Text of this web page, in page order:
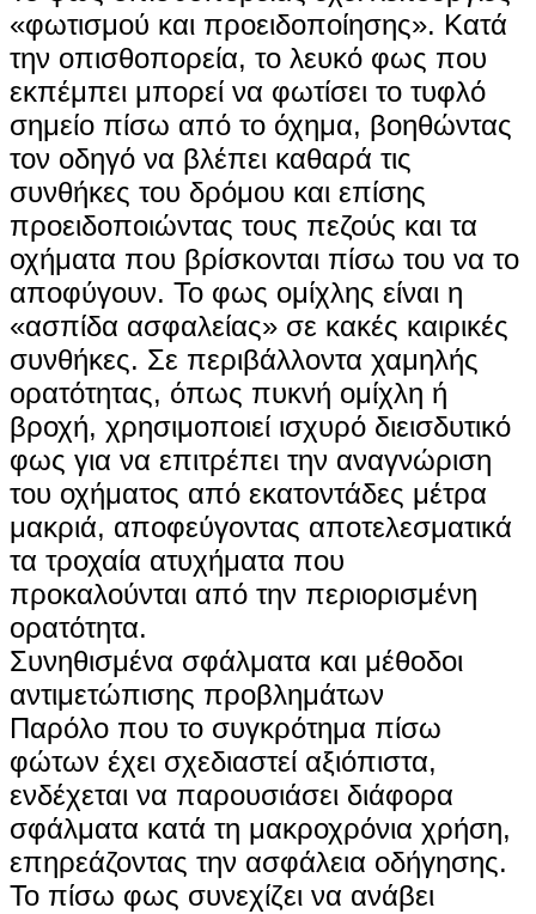
«φωτισμού και προειδοποίησης». Κατά
την οπισθοπορεία, το λευκό φως που
εκπέμπει μπορεί να φωτίσει το τυφλό
σημείο πίσω από το όχημα, βοηθώντας
τον οδηγό να βλέπει καθαρά τις
συνθήκες του δρόμου και επίσης
προειδοποιώντας τους πεζούς και τα
οχήματα που βρίσκονται πίσω του να το
αποφύγουν. Το φως ομίχλης είναι η
«ασπίδα ασφαλείας» σε κακές καιρικές
συνθήκες. Σε περιβάλλοντα χαμηλής
ορατότητας, όπως πυκνή ομίχλη ή
βροχή, χρησιμοποιεί ισχυρό διεισδυτικό
φως για να επιτρέπει την αναγνώριση
του οχήματος από εκατοντάδες μέτρα
μακριά, αποφεύγοντας αποτελεσματικά
τα τροχαία ατυχήματα που
προκαλούνται από την περιορισμένη
ορατότητα.
Συνηθισμένα σφάλματα και μέθοδοι
αντιμετώπισης προβλημάτων
Παρόλο που το συγκρότημα πίσω
φώτων έχει σχεδιαστεί αξιόπιστα,
ενδέχεται να παρουσιάσει διάφορα
σφάλματα κατά τη μακροχρόνια χρήση,
επηρεάζοντας την ασφάλεια οδήγησης.
Το πίσω φως συνεχίζει να ανάβει